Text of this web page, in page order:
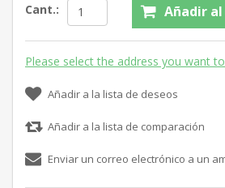
Cant.: Añadir
Please select the address you want
Añadir a la lista de deseos
Añadir a la lista de comparación
Enviar un correo electrónico a un